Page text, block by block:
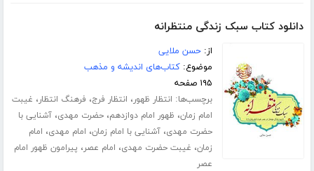
دانلود کتاب سبک زندگی منتظرانه
از:حسن ملایی
موضوع:کتاب‌های اندیشه و مذهب
۱۹۵ صفحه
برچسب‌ها: انتظار ظهور، انتظار فرج، فرهنگ انتظار، غیبت
امام زمان، ظهور امام دوازدهم،حضرت مهدی،آشنایی با
حضرت مهدی،آشنایی با امام زمان، امام مهدی، امام
زمان، غیبت حضرت مهدی، امام عصر، پیرامون ظهور امام
عصر